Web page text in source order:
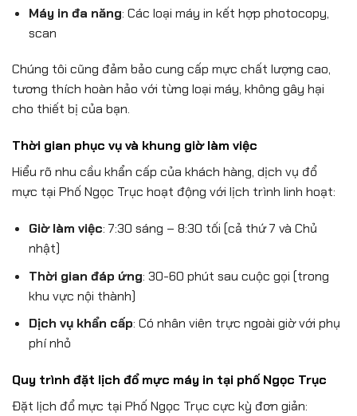
Máy in đa năng: Các loại máy in kết hợp photocopy,
scan
Chúng tôi cũng đảm bảo cung cấp mực chất lượng cao,
tương thích hoàn hảo với từng loại máy, không gây hại
cho thiết bị của bạn.
Thời gian phục vụ và khung giờ làm việc
Hiểu rõ nhu cầu khẩn cấp của khách hàng, dịch vụ đổ
mực tại Phố Ngọc Trục hoạt động với lịch trình linh hoạt:
Giờ làm việc: 7:30 sáng – 8:30 tối (cả thứ 7 và Chủ
nhật)
Thời gian đáp ứng: 30-60 phút sau cuộc gọi (trong
khu vực nội thành)
Dịch vụ khẩn cấp: Có nhân viên trực ngoài giờ với phụ
phí nhỏ
Quy trình đặt lịch đổ mực máy in tại phố Ngọc Trục
Đặt lịch đổ mực tại Phố Ngọc Trục cực kỳ đơn giản: